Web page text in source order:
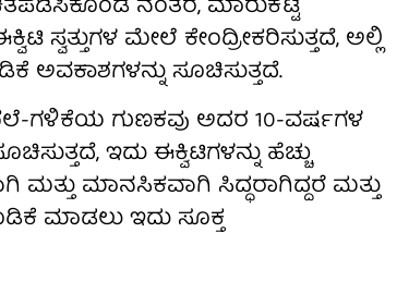
ಮೇಲೆ ಕೇಂದ್ರೀಕರಿಸುತ್ತದೆ, ಅಲ್ಲಿ
ಅವಕಾಶಗಳನ್ನು ಸೂಚಿಸುತ್ತದೆ.
ಗಳಿಕೆಯ ಗುಣಕವು ಅದರ 10-ವರ್ಷಗಳ
ಇದು ಈಕ್ವಿಟಿಗಳನ್ನು ಹೆಚ್ಚು
ಮತ್ತು ಮಾನಸಿಕವಾಗಿ ಸಿದ್ಧರಾಗಿದ್ದರೆ ಮತ್ತು
ಮಾಡಲು ಇದು ಸೂಕ್ತ